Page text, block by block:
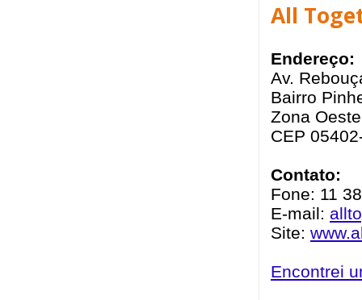
All
Endereço:
Av.
Bairro
Zona
CEP
Contato:
Fone: 11
E-mail:
Site:
Encontrei